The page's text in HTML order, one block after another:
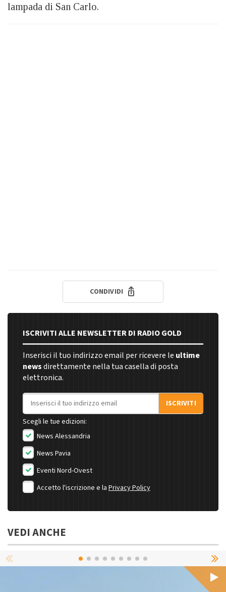
lampada di San Carlo.
CONDIVIDI
ISCRIVITI ALLE NEWSLETTER DI RADIO GOLD
Inserisci il tuo indirizzo email per ricevere le ultime
newsdirettamente nella tua casella di posta
elettronica.
Indirizzo email
ISCRIVITI
Scegli le tue edizioni:
News Alessandria
News Pavia
Eventi Nord-Ovest
Accetto l'iscrizione e la Privacy Policy
VEDI ANCHE